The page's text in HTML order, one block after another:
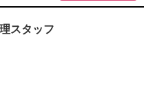
スタッフ